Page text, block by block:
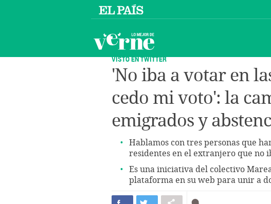
VISTO EN TWITTER
'No iba a votar en
cedo mi voto': la
emigrados y
Hablamos con tres personas que
residentes en el extranjero que no
Es una iniciativa del colectivo
plataforma en su web para unir a